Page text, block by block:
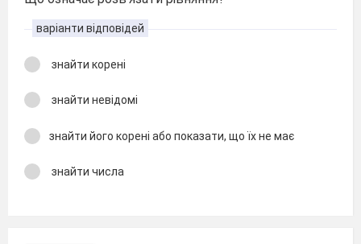
варіанти відповідей
знайти корені
знайти невідомі
знайти його корені або показати, що їх не має
знайти числа